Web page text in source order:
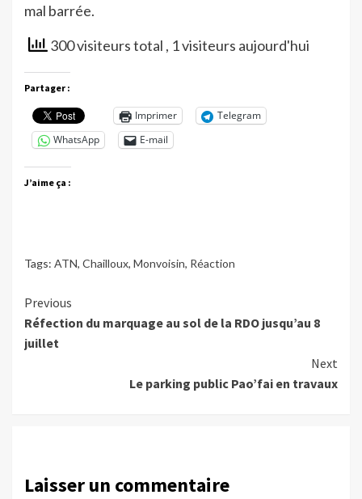
mal barrée.
300 visiteurs total , 1 visiteurs aujourd'hui
Partager :
Imprimer
Telegram
WhatsApp
E-mail
J’aime ça :
Tags: ATN, Chailloux, Monvoisin, Réaction
Continue
Reading
Previous
Réfection du marquage au sol de la RDO jusqu’au 8
juillet
Next
Le parking public Pao’fai en travaux
Laisser un commentaire